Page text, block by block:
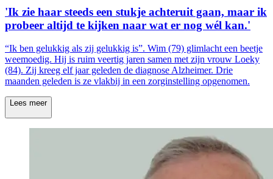
'Ik zie haar steeds een stukje achteruit gaan, maar ik
probeer altijd te kijken naar wat er nog wél kan.'
“Ik ben gelukkig als zij gelukkig is”. Wim (79) glimlacht een beetje
weemoedig. Hij is ruim veertig jaren samen met zijn vrouw Loeky
(84). Zij kreeg elf jaar geleden de diagnose Alzheimer. Drie
maanden geleden is ze vlakbij in een zorginstelling opgenomen.
Lees meer